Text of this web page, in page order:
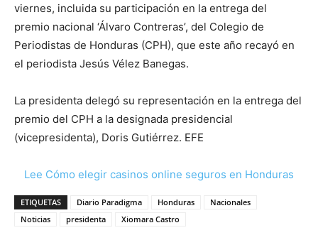
viernes, incluida su participación en la entrega del
premio nacional ‘Álvaro Contreras’, del Colegio de
Periodistas de Honduras (CPH), que este año recayó en
el periodista Jesús Vélez Banegas.
La presidenta delegó su representación en la entrega del
premio del CPH a la designada presidencial
(vicepresidenta), Doris Gutiérrez. EFE
Lee Cómo elegir casinos online seguros en Honduras
ETIQUETAS Diario Paradigma Honduras
Nacionales
Noticias
presidenta Xiomara Castro